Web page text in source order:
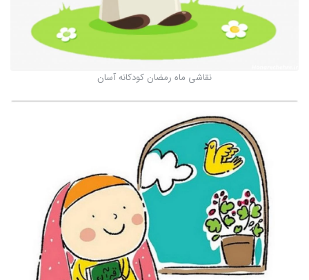
نقاشی ماه رمضان کودکانه آسان